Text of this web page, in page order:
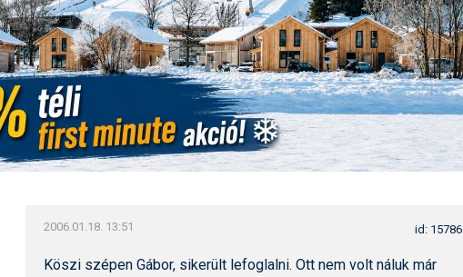
2006.01.18. 13:51 id: 15786
Köszi szépen Gábor, sikerült lefoglalni. Ott nem volt náluk már